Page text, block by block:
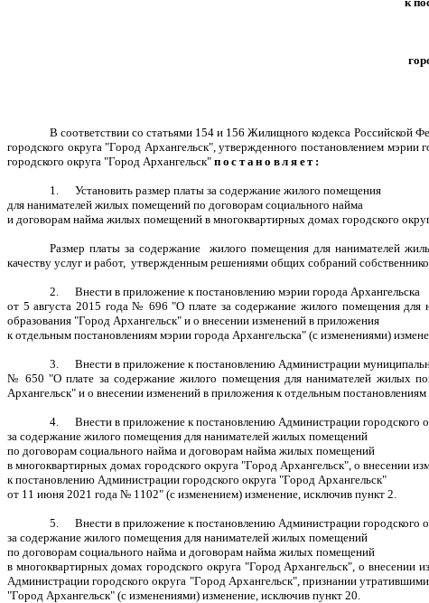
В соответствии со статьями 154 и 156 Жилищного кодекса Российской
городского округа "Город Архангельск", утвержденного постановлением
городского округа "Город Архангельск" постановляет:
1. Установить размер платы за содержание жилого помещения
для нанимателей жилых помещений по договорам социального найма
и договорам найма жилых помещений в многоквартирных домах городского
Размер платы за содержание жилого помещения для нанимателей
качеству услуг и работ, утвержденным решениями общих собраний
2. Внести в приложение к постановлению мэрии города Архангельска
от 5 августа 2015 года № 696 "О плате за содержание жилого помещения
образования "Город Архангельск" и о внесении изменений в приложения
к отдельным постановлениям мэрии города Архангельска" (с изменениями)
3. Внести в приложение к постановлению Администрации
№ 650 "О плате за содержание жилого помещения для нанимателей жилых
Архангельск" и о внесении изменений в приложения к отдельным
4. Внести в приложение к постановлению Администрации городского
за содержание жилого помещения для нанимателей жилых помещений
по договорам социального найма и договорам найма жилых помещений
в многоквартирных домах городского округа "Город Архангельск", о внесении
к постановлению Администрации городского округа "Город Архангельск"
от 11 июня 2021 года № 1102" (с изменением) изменение, исключив пункт 2.
5. Внести в приложение к постановлению Администрации городского
за содержание жилого помещения для нанимателей жилых помещений
по договорам социального найма и договорам найма жилых помещений
в многоквартирных домах городского округа "Город Архангельск", о
Администрации городского округа "Город Архангельск", признании
"Город Архангельск" (с изменениями) изменение, исключив пункт 20.